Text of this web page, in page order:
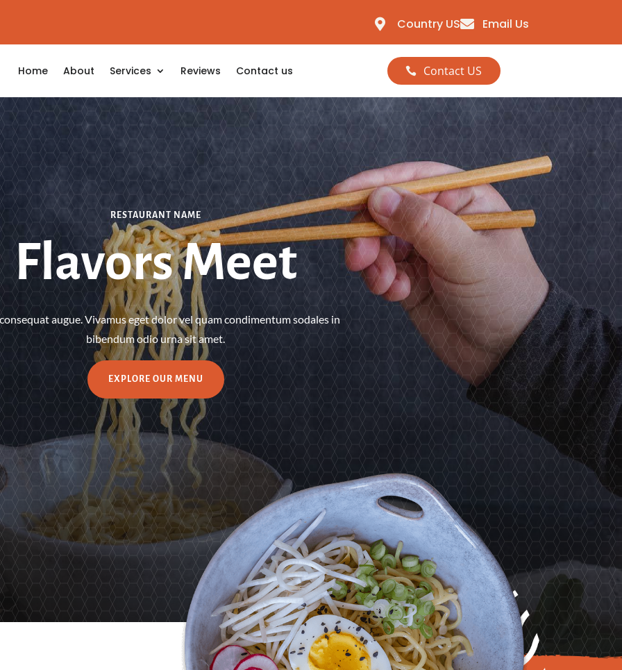
 Country US Email Us
Home About Services Reviews Contact us Contact US
RESTAURANT NAME
Flavors Meet
augue. Vivamus eget dolor vel quam condimentum sodales in
bibendum odio urna sit amet.
EXPLORE OUR MENU